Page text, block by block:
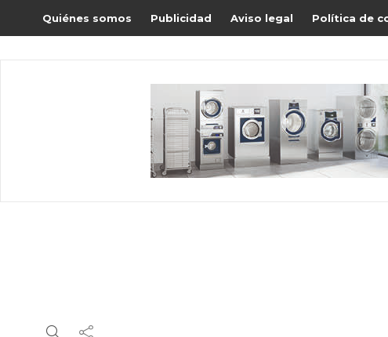
Quiénes somos Publicidad Aviso legal Política de